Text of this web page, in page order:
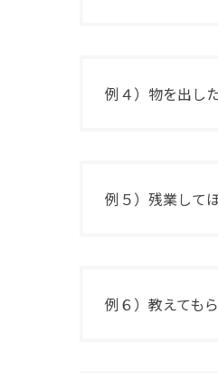
例４）物を出し
例５）残業して
例６）教えても